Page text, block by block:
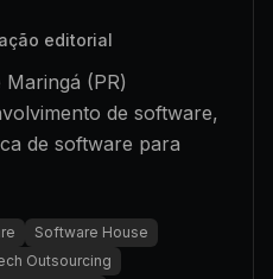
editorial
(PR)
de software,
de software para
Software House
Outsourcing